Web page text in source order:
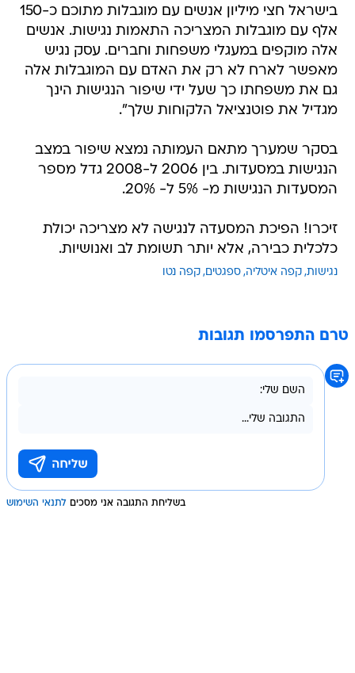
בישראל חצי מיליון אנשים עם מוגבלות מתוכם כ-150
אלף עם מוגבלות המצריכה התאמות נגישות. אנשים
אלה מוקפים במעגלי משפחות וחברים. עסק נגיש
מאפשר לארח לא רק את האדם עם המוגבלות אלה
גם את משפחתו כך שעל ידי שיפור הנגישות הינך
מגדיל את פוטנציאל הלקוחות שלך".
בסקר שמערך מתאם העמותה נמצא שיפור במצב
הנגישות במסעדות. בין 2006 ל-2008 גדל מספר
המסעדות הנגישות מ- 5% ל- 20%.
זיכרו! הפיכת המסעדה לנגישה לא מצריכה יכולת
כלכלית כבירה, אלא יותר תשומת לב ואנושיות.
נגישות קפה איטליה ספגטים קפה נטו
טרם התפרסמו תגובות
בשליחת התגובה אני מסכים לתנאי השימוש